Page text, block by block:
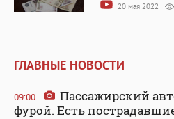
20 мая 2022
ГЛАВНЫЕ НОВОСТИ
09:00
Пассажирский
фурой. Есть